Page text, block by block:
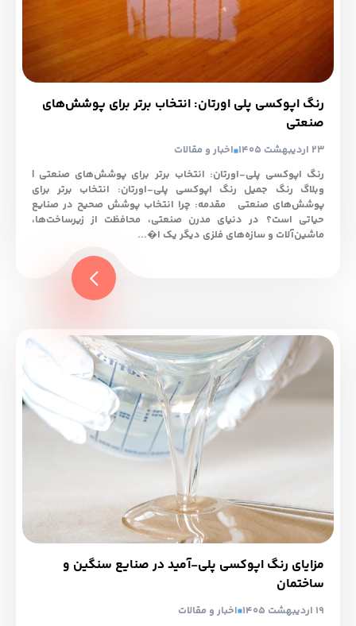
رنگ اپوکسی پلی اورتان: انتخاب برتر برای پوشش‌های
صنعتی
23 اردیبهشت 1405
اخبار و مقالات
رنگ اپوکسی پلی-اورتان: انتخاب برتر برای پوشش‌های صنعتی |
وبلاگ رنگ جمیل رنگ اپوکسی پلی-اورتان: انتخاب برتر برای
پوشش‌های صنعتی مقدمه: چرا انتخاب پوشش صحیح در صنایع
حیاتی است؟ در دنیای مدرن صنعتی، محافظت از زیرساخت‌ها،
ماشین‌آلات و سازه‌های فلزی دیگر یک ا�...
مزایای رنگ اپوکسی پلی‑آمید در صنایع سنگین و
ساختمان
19 اردیبهشت 1405
اخبار و مقالات